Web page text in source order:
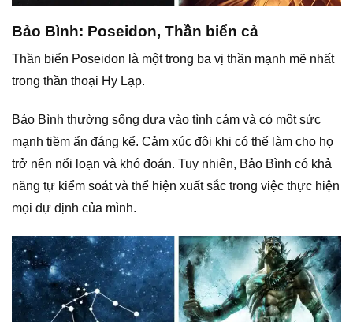
Bảo Bình: Poseidon, Thần biển cả
Thần biển Poseidon là một trong ba vị thần mạnh mẽ nhất
trong thần thoại Hy Lạp.
Bảo Bình thường sống dựa vào tình cảm và có một sức
mạnh tiềm ẩn đáng kể. Cảm xúc đôi khi có thể làm cho họ
trở nên nổi loạn và khó đoán. Tuy nhiên, Bảo Bình có khả
năng tự kiểm soát và thể hiện xuất sắc trong việc thực hiện
mọi dự định của mình.